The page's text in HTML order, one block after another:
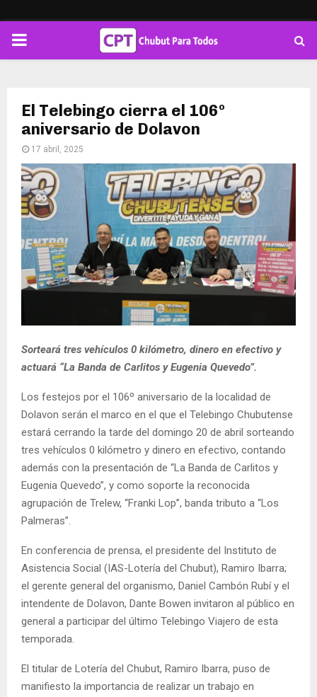
PRIMARY
El Telebingo cierra el 106º
aniversario de Dolavon
17 abril, 2025
Sorteará tres vehículos 0 kilómetro, dinero en efectivo y
actuará “La Banda de Carlitos y Eugenia Quevedo”.
Los festejos por el 106º aniversario de la localidad de
Dolavon serán el marco en el que el Telebingo Chubutense
estará cerrando la tarde del domingo 20 de abril sorteando
tres vehículos 0 kilómetro y dinero en efectivo, contando
además con la presentación de “La Banda de Carlitos y
Eugenia Quevedo”, y como soporte la reconocida
agrupación de Trelew, “Franki Lop”, banda tributo a “Los
Palmeras”.
En conferencia de prensa, el presidente del Instituto de
Asistencia Social (IAS-Lotería del Chubut), Ramiro Ibarra;
el gerente general del organismo, Daniel Cambón Rubí y el
intendente de Dolavon, Dante Bowen invitaron al público en
general a participar del último Telebingo Viajero de esta
temporada.
El titular de Lotería del Chubut, Ramiro Ibarra, puso de
manifiesto la importancia de realizar un trabajo en